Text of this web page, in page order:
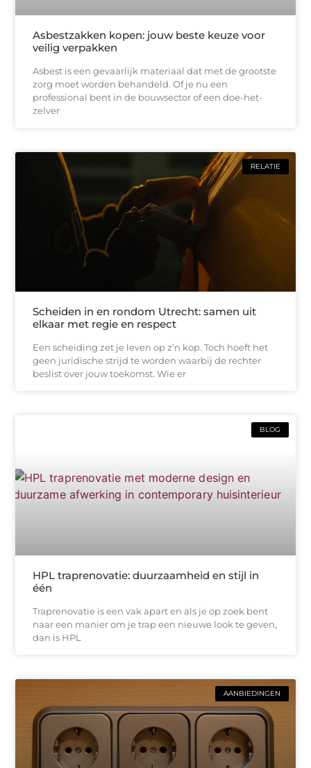
Asbestzakken kopen: jouw beste keuze voor
veilig verpakken
Asbest is een gevaarlijk materiaal dat met de grootste
zorg moet worden behandeld. Of je nu een
professional bent in de bouwsector of een doe-het-
zelver
RELATIE
Scheiden in en rondom Utrecht: samen uit
elkaar met regie en respect
Een scheiding zet je leven op z’n kop. Toch hoeft het
geen juridische strijd te worden waarbij de rechter
beslist over jouw toekomst. Wie er
BLOG
HPL traprenovatie: duurzaamheid en stijl in
één
Traprenovatie is een vak apart en als je op zoek bent
naar een manier om je trap een nieuwe look te geven,
dan is HPL
AANBIEDINGEN